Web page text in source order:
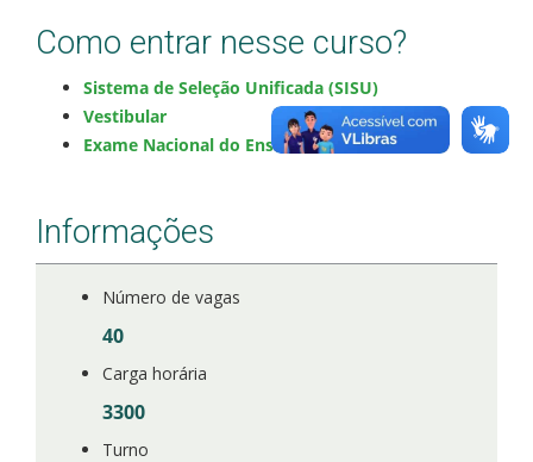
Cadastro de interesse
Como entrar nesse curso?
Sistema de Seleção Unificada (SISU)
Vestibular
Exame Nacional do Ensino Médio (ENEM)
Informações
Número de vagas
40
Carga horária
3300
Turno